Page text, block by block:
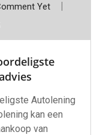
Yet
Autolening
kan een
van